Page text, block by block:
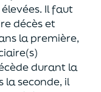
Il faut
décès et
la première,
durant la
la seconde, il